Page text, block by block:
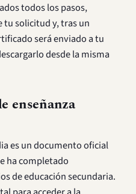
todos los pasos,
tu solicitud y, tras un
será enviado a tu
desde la misma
enseñanza
es un documento oficial
ha completado
de educación secundaria.